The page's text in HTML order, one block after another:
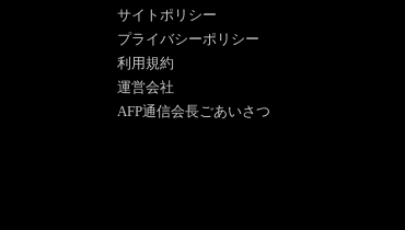
サイトポリシー
プライバシーポリシー
利用規約
運営会社
AFP通信会長ごあいさつ